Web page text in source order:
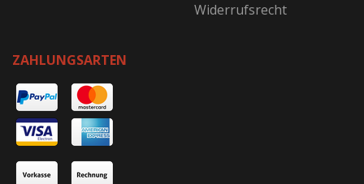
Widerrufsrecht
ZAHLUNGSARTEN